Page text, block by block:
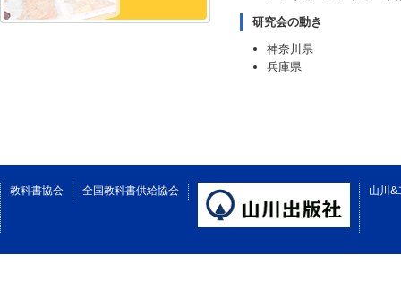
研究会の動き
神奈川県
兵庫県
教科書協会 全国教科書供給協会 山川&